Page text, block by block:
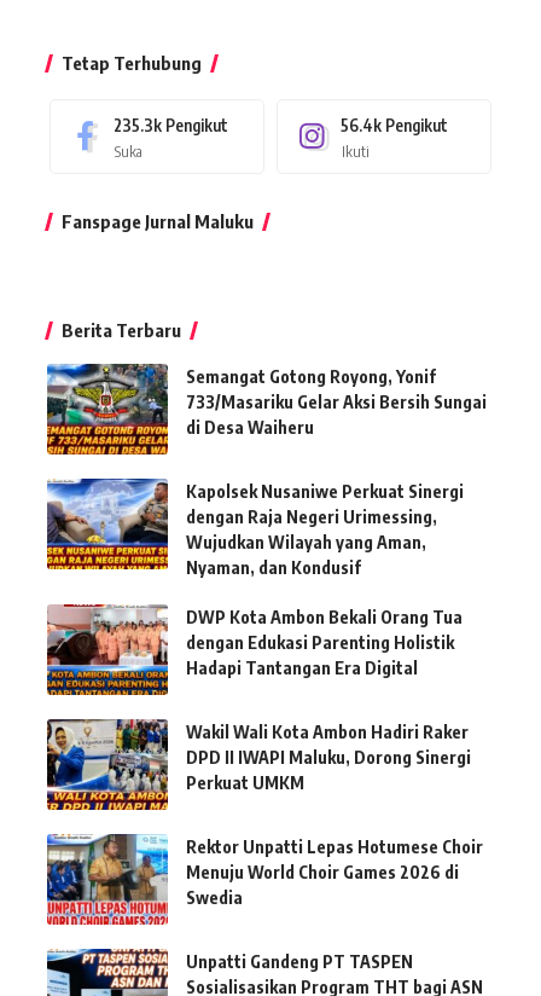
Tetap Terhubung
235.3k Pengikut
Suka
56.4k Pengikut
Ikuti
Fanspage Jurnal Maluku
Berita Terbaru
Semangat Gotong Royong, Yonif
733/Masariku Gelar Aksi Bersih Sungai
di Desa Waiheru
Kapolsek Nusaniwe Perkuat Sinergi
dengan Raja Negeri Urimessing,
Wujudkan Wilayah yang Aman,
Nyaman, dan Kondusif
DWP Kota Ambon Bekali Orang Tua
dengan Edukasi Parenting Holistik
Hadapi Tantangan Era Digital
Wakil Wali Kota Ambon Hadiri Raker
DPD II IWAPI Maluku, Dorong Sinergi
Perkuat UMKM
Rektor Unpatti Lepas Hotumese Choir
Menuju World Choir Games 2026 di
Swedia
Unpatti Gandeng PT TASPEN
Sosialisasikan Program THT bagi ASN